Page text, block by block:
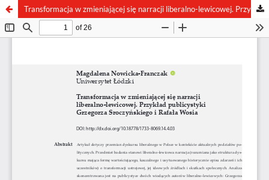
Transformacja w zmieniającej się narracji liberalno-lewicowej. Przykład publicystyki Grzegorza Sroczyńskiego i Rafała Wosia